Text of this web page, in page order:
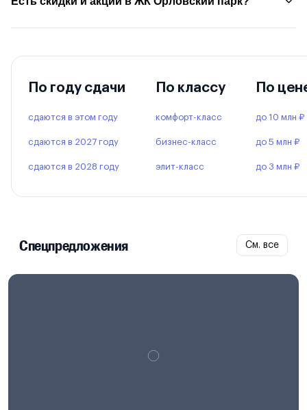
По году сдачи
сдаются в этом году
сдаются в 2027 году
сдаются в 2028 году
По классу
комфорт-класс
бизнес-класс
элит-класс
По
до 10 млн ₽
до 5 млн ₽
до 3 млн ₽
Спецпредложения См. все